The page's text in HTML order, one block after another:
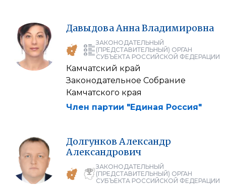
Давыдова Анна Владимировна
ЗАКОНОДАТЕЛЬНЫЙ
(ПРЕДСТАВИТЕЛЬНЫЙ) ОРГАН
СУБЪЕКТА РОССИЙСКОЙ ФЕДЕРАЦИИ
Камчатский край
Законодательное Собрание
Камчатского края
Член партии "Единая Россия"
Долгунков Александр
Александрович
ЗАКОНОДАТЕЛЬНЫЙ
(ПРЕДСТАВИТЕЛЬНЫЙ) ОРГАН
СУБЪЕКТА РОССИЙСКОЙ ФЕДЕРАЦИИ